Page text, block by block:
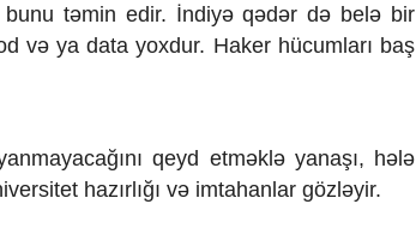
bunu təmin edir. İndiyə qədər də belə bir
və ya data yoxdur. Haker hücumları baş
qeyd etməklə yanaşı, hələ
hazırlığı və imtahanlar gözləyir.